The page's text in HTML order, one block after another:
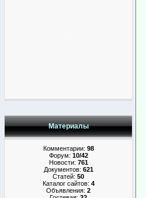
Материалы
Комментарии: 98
Форум: 10/42
Новости: 761
Документов: 621
Статей: 50
Каталог сайтов: 4
Объявления: 2